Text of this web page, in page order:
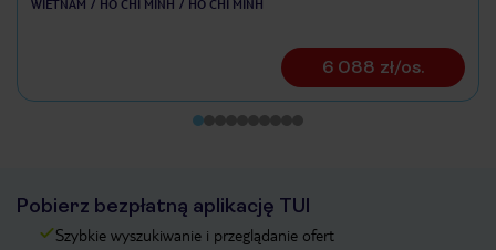
WIETNAM HO CHI MINH HO CHI MINH
6 088 zł/os.
Pobierz bezpłatną aplikację TUI
Szybkie wyszukiwanie i przeglądanie ofert